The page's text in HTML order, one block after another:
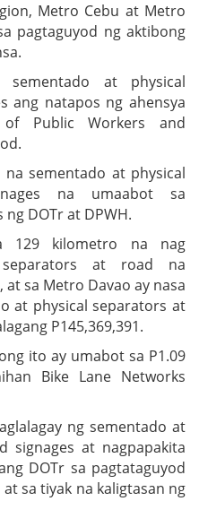
Metro Cebu at Metro
pagtaguyod ng aktibong
at physical
ang natapos ng ahensya
Public Workers and
na sementado at physical
na umaabot sa
ng DOTr at DPWH.
129 kilometro na nag
at road na
at sa Metro Davao ay nasa
at physical separators at
P145,369,391.
ito ay umabot sa P1.09
Bike Lane Networks
ng sementado at
signages at nagpapakita
DOTr sa pagtataguyod
sa tiyak na kaligtasan ng